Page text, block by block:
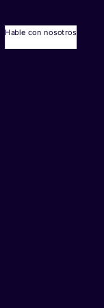
Hable con nosotros